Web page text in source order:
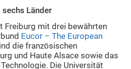
Länder
Freiburg mit drei bewährten
Eucor – The European
die französischen
und Haute Alsace sowie das
Die Universität